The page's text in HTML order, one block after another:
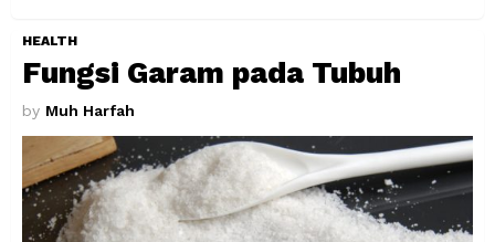
HEALTH
Fungsi Garam pada Tubuh
by Muh Harfah